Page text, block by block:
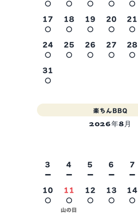
○
○
○
○
○
17
○
18
○
19
○
20
○
21
○
24
○
25
○
26
○
27
○
28
○
31
○
2026年9月
楽ちんBBQ
2026年8月
3
－
4
－
5
－
6
－
7
－
10
○
11
○
山の日
12
○
13
○
14
○
2026年9月